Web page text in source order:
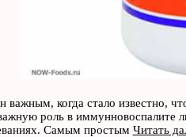
когда стало известно,
роль в иммунновоспалите
Самым простым Читать